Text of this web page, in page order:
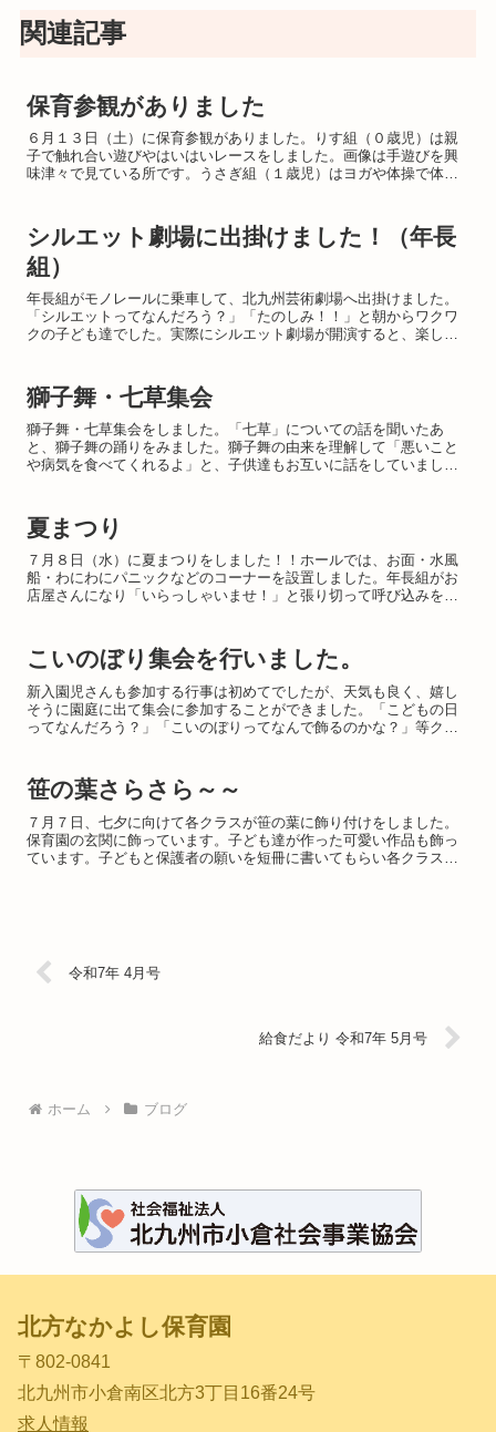
関連記事
保育参観がありました
６月１３日（土）に保育参観がありました。りす組（０歳児）は親
子で触れ合い遊びやはいはいレースをしました。画像は手遊びを興
味津々で見ている所です。うさぎ組（１歳児）はヨガや体操で体を
シルエット劇場に出掛けました！（年長
組）
年長組がモノレールに乗車して、北九州芸術劇場へ出掛けました。
「シルエットってなんだろう？」「たのしみ！！」と朝からワクワ
クの子ども達でした。実際にシルエット劇場が開演すると、楽しい
獅子舞・七草集会
獅子舞・七草集会をしました。「七草」についての話を聞いたあ
と、獅子舞の踊りをみました。獅子舞の由来を理解して「悪いこと
や病気を食べてくれるよ」と、子供達もお互いに話をしていました
夏まつり
７月８日（水）に夏まつりをしました！！ホールでは、お面・水風
船・わにわにパニックなどのコーナーを設置しました。年長組がお
店屋さんになり「いらっしゃいませ！」と張り切って呼び込みを頑
こいのぼり集会を行いました。
新入園児さんも参加する行事は初めてでしたが、天気も良く、嬉し
そうに園庭に出て集会に参加することができました。「こどもの日
ってなんだろう？」「こいのぼりってなんで飾るのかな？」等クイ
笹の葉さらさら～～
７月７日、七夕に向けて各クラスが笹の葉に飾り付けをしました。
保育園の玄関に飾っています。子ども達が作った可愛い作品も飾っ
ています。子どもと保護者の願いを短冊に書いてもらい各クラスで
令和7年 4月号
給食だより 令和7年 5月号
ホーム ブログ
北方なかよし保育園
〒802-0841
北九州市小倉南区北方3丁目16番24号
求人情報